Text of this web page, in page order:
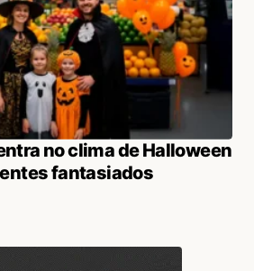
no clima de Halloween
fantasiados